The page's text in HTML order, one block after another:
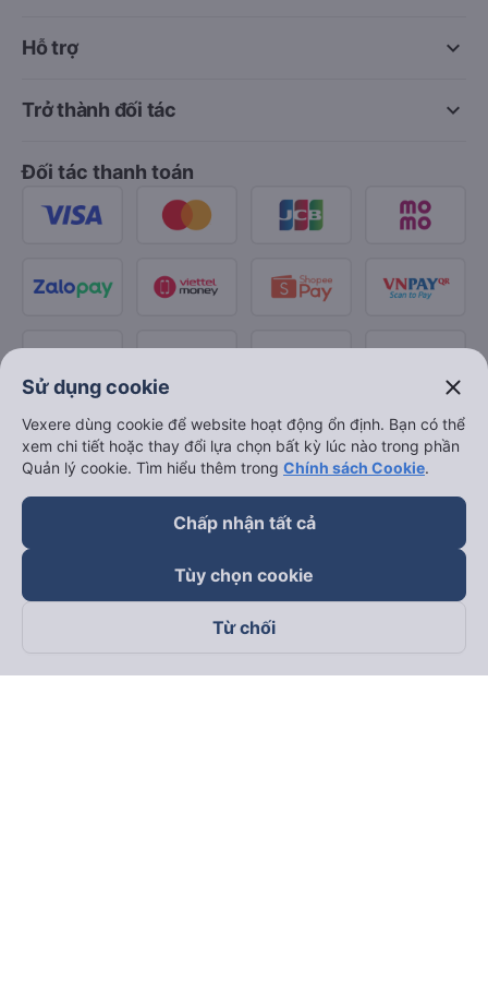
keyboard_arrow_down
Hỗ trợ
keyboard_arrow_down
Trở thành đối tác
Đối tác thanh toán
Theo dõi chúng tôi trên
Sử dụng cookie close
Vexere dùng cookie để website hoạt động ổn định. Bạn có thể
xem chi tiết hoặc thay đổi lựa chọn bất kỳ lúc nào trong phần
Quản lý cookie. Tìm hiểu thêm trong Chính sách Cookie.
Chấp nhận tất cả
Tùy chọn cookie
Từ chối